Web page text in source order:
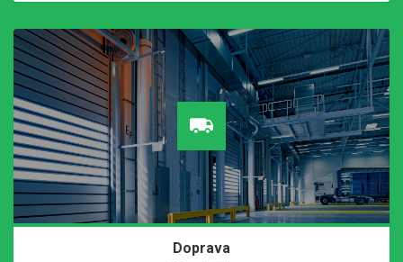
Doprava